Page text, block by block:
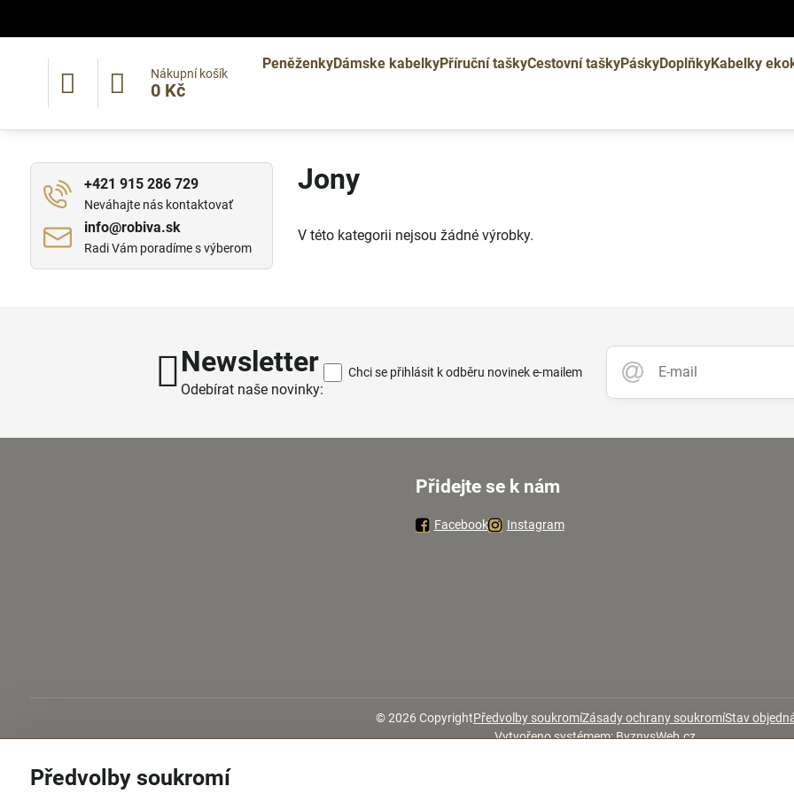
Nákupní košík
0 Kč
PeněženkyDámske kabelkyPříruční taškyCestovní taškyPáskyDoplňkyKabelky
Jony
V této kategorii nejsou žádné výrobky.
+421 915 286 729
Neváhajte nás kontaktovať
info​@robiva​.sk
Radi Vám poradíme s výberom
Newsletter
Odebírat naše novinky:
Chci se přihlásit k odběru novinek e-mailem
Přidejte se k nám
Facebook Instagram
©2026 CopyrightPředvolby soukromíZásady ochrany soukromíStav
Vytvořeno systémem:ByznysWeb.cz
Předvolby soukromí